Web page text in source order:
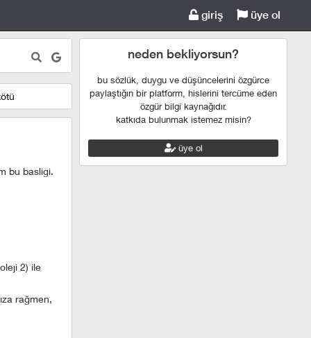
giriş üye ol
bu basligi.
2) ile
rağmen,
neden bekliyorsun?
bu sözlük, duygu ve düşüncelerini özgürce
paylaştığın bir platform, hislerini tercüme eden
özgür bilgi kaynağıdır.
katkıda bulunmak istemez misin?
üye ol